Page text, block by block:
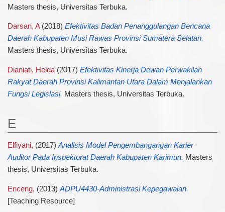
Masters thesis, Universitas Terbuka.
Darsan, A(2018) Efektivitas Badan Penanggulangan Bencana
Daerah Kabupaten Musi Rawas Provinsi Sumatera Selatan.
Masters thesis, Universitas Terbuka.
Dianiati, Helda(2017) Efektivitas Kinerja Dewan Perwakilan
Rakyat Daerah Provinsi Kalimantan Utara Dalam Menjalankan
Fungsi Legislasi. Masters thesis, Universitas Terbuka.
E
Elfiyani, (2017) Analisis Model Pengembangangan Karier
Auditor Pada Inspektorat Daerah Kabupaten Karimun. Masters
thesis, Universitas Terbuka.
Enceng, (2013) ADPU4430-Administrasi Kepegawaian.
[Teaching Resource]